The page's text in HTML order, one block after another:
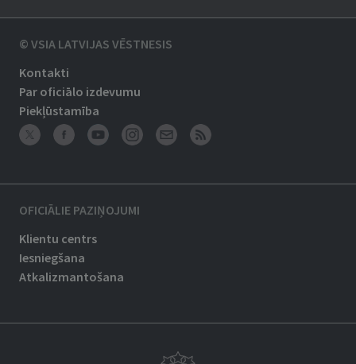
© VSIA LATVIJAS VĒSTNESIS
Kontakti
Par oficiālo izdevumu
Piekļūstamība
OFICIĀLIE PAZIŅOJUMI
Klientu centrs
Iesniegšana
Atkalizmantošana